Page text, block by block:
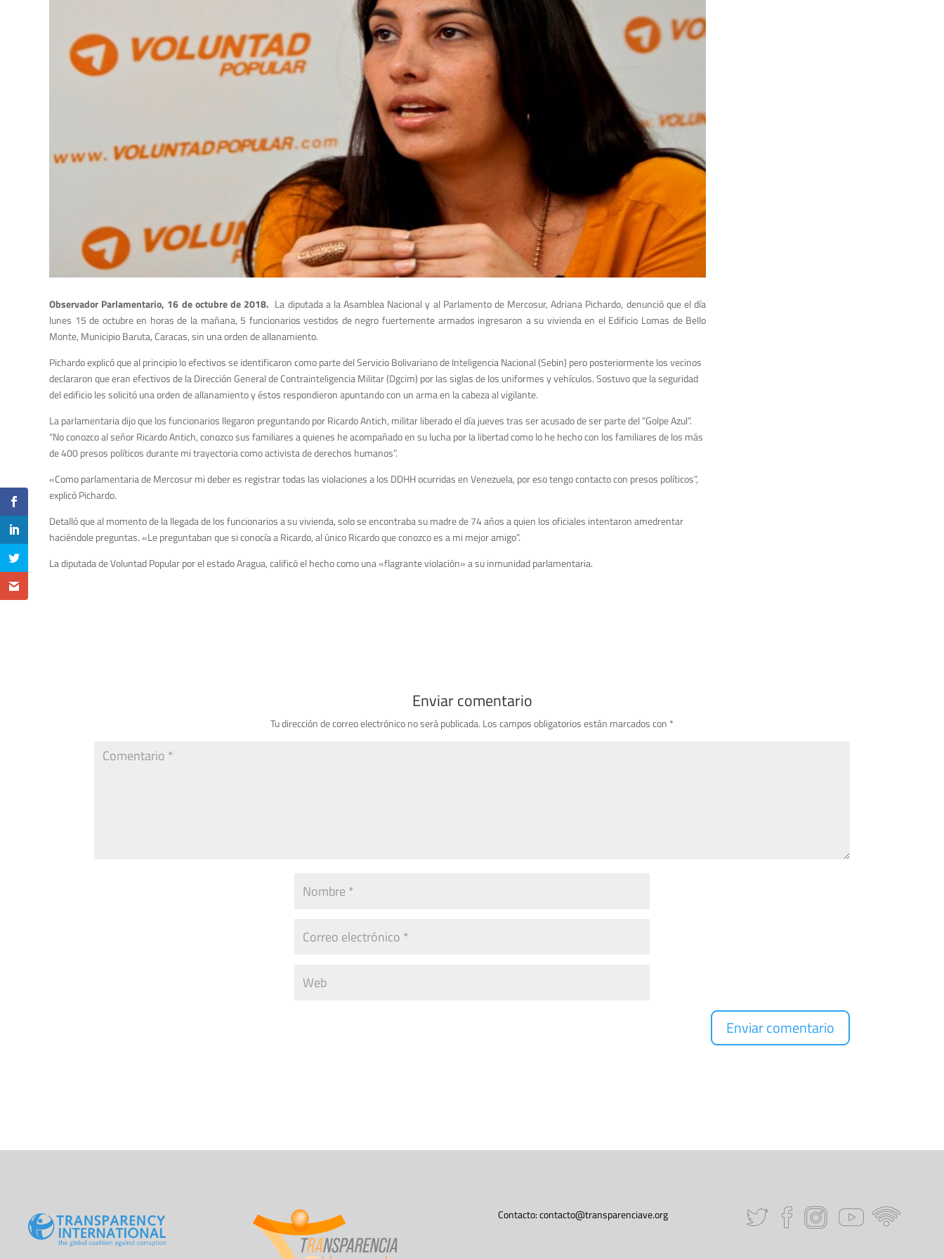
Observador Parlamentario, 16 de octubre de 2018. La diputada a la Asamblea Nacional y al Parlamento de Mercosur, Adriana Pichardo, denunció que el día
lunes 15 de octubre en horas de la mañana, 5 funcionarios vestidos de negro fuertemente armados ingresaron a su vivienda en el Edificio Lomas de Bello
Monte, Municipio Baruta, Caracas, sin una orden de allanamiento.
Pichardo explicó que al principio lo efectivos se identificaron como parte del Servicio Bolivariano de Inteligencia Nacional (Sebin) pero posteriormente los vecinos
declararon que eran efectivos de la Dirección General de Contrainteligencia Militar (Dgcim) por las siglas de los uniformes y vehículos. Sostuvo que la seguridad
del edificio les solicitó una orden de allanamiento y éstos respondieron apuntando con un arma en la cabeza al vigilante.
La parlamentaria dijo que los funcionarios llegaron preguntando por Ricardo Antich, militar liberado el día jueves tras ser acusado de ser parte del “Golpe Azul”.
“No conozco al señor Ricardo Antich, conozco sus familiares a quienes he acompañado en su lucha por la libertad como lo he hecho con los familiares de los más
de 400 presos políticos durante mi trayectoria como activista de derechos humanos”.
«Como parlamentaria de Mercosur mi deber es registrar todas las violaciones a los DDHH ocurridas en Venezuela, por eso tengo contacto con presos políticos”,
explicó Pichardo.
Detalló que al momento de la llegada de los funcionarios a su vivienda, solo se encontraba su madre de 74 años a quien los oficiales intentaron amedrentar
haciéndole preguntas. «Le preguntaban que si conocía a Ricardo, al único Ricardo que conozco es a mi mejor amigo”.
La diputada de Voluntad Popular por el estado Aragua, calificó el hecho como una «flagrante violación» a su inmunidad parlamentaria.
Enviar comentario
Tu dirección de correo electrónico no será publicada. Los campos obligatorios están marcados con *
Contacto:contacto@transparenciave.org